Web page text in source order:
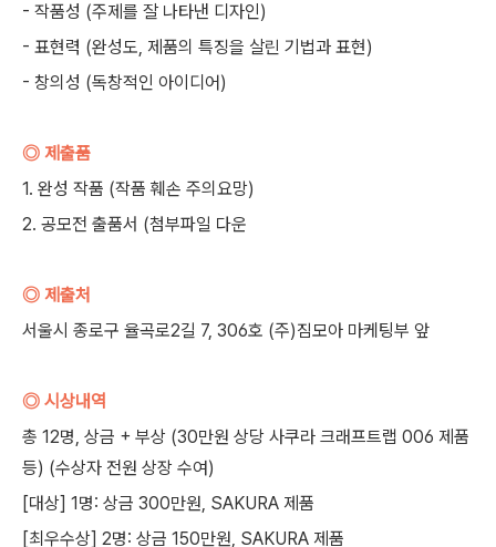
- 작품성 (주제를 잘 나타낸 디자인)
- 표현력 (완성도, 제품의 특징을 살린 기법과 표현)
- 창의성 (독창적인 아이디어)
◎ 제출품
1. 완성 작품 (작품 훼손 주의요망)
2. 공모전 출품서 (첨부파일 다운
◎ 제출처
서울시 종로구 율곡로2길 7, 306호 (주)짐모아 마케팅부 앞
◎ 시상내역
총 12명, 상금 + 부상 (30만원 상당 사쿠라 크래프트랩 006 제품
등) (수상자 전원 상장 수여)
[대상] 1명: 상금 300만원, SAKURA 제품
[최우수상] 2명: 상금 150만원, SAKURA 제품